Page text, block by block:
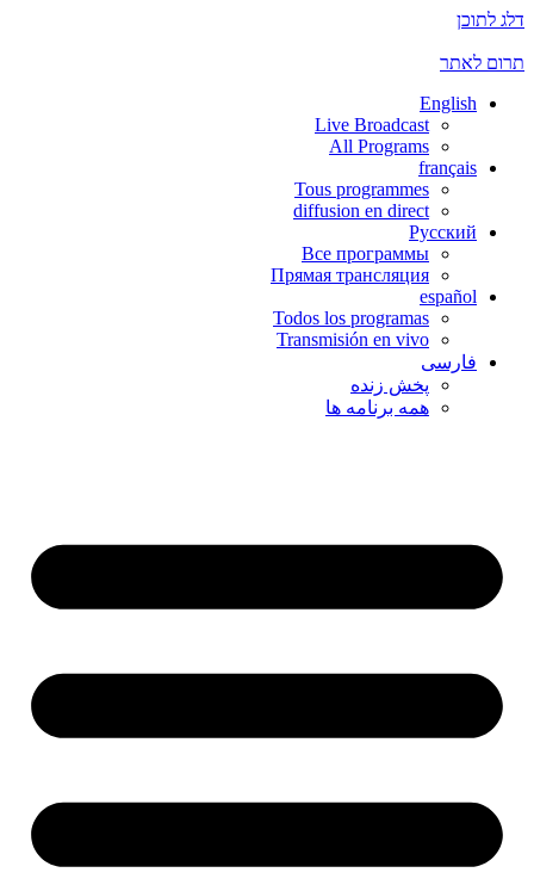
דלג לתוכן
תרום לאתר
English
Live Broadcast
All Programs
français
Tous programmes
diffusion en direct
Русский
Все программы
Прямая трансляция
español
Todos los programas
Transmisión en vivo
فارسی
پخش زنده
همه برنامه ها